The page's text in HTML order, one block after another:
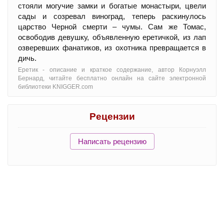
стояли могучие замки и богатые монастыри, цвели
сады и созревал виноград, теперь раскинулось
царство Черной смерти – чумы. Сам же Томас,
освободив девушку, объявленную еретичкой, из лап
озверевших фанатиков, из охотника превращается в
дичь.
Еретик - oписание и краткое содержание, автор Корнуэлл
Бернард, читайте бесплатно онлайн на сайте электронной
библиотеки KNIGGER.com
Рецензии
Написать рецензию